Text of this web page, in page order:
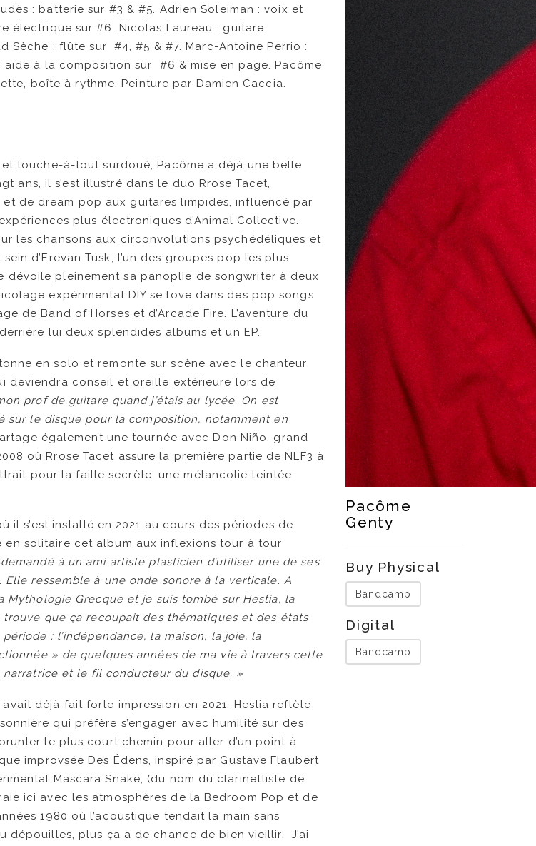
: batterie sur #3 & #5. Adrien Soleiman : voix et
électrique sur #6. Nicolas Laureau : guitare
Sèche : flûte sur #4, #5 & #7. Marc-Antoine Perrio :
à la composition sur #6 & mise en page. Pacôme
boîte à rythme. Peinture par Damien Caccia.
touche-à-tout surdoué, Pacôme a déjà une belle
ans, il s’est illustré dans le duo Rrose Tacet,
de dream pop aux guitares limpides, influencé par
plus électroniques d’Animal Collective.
les chansons aux circonvolutions psychédéliques et
d’Erevan Tusk, l’un des groupes pop les plus
dévoile pleinement sa panoplie de songwriter à deux
expérimental DIY se love dans des pop songs
de Band of Horses et d’Arcade Fire. L’aventure du
lui deux splendides albums et un EP.
en solo et remonte sur scène avec le chanteur
deviendra conseil et oreille extérieure lors de
prof de guitare quand j’étais au lycée. On est
sur le disque pour la composition, notamment en
également une tournée avec Don Niño, grand
où Rrose Tacet assure la première partie de NLF3 à
pour la faille secrète, une mélancolie teintée
il s’est installé en 2021 au cours des périodes de
en solitaire cet album aux inflexions tour à tour
demandé à un ami artiste plasticien d’utiliser une de ses
ressemble à une onde sonore à la verticale. A
Mythologie Grecque et je suis tombé sur Hestia, la
que ça recoupait des thématiques et des états
: l’indépendance, la maison, la joie, la
» de quelques années de ma vie à travers cette
et le fil conducteur du disque. »
déjà fait forte impression en 2021, Hestia reflète
qui préfère s’engager avec humilité sur des
le plus court chemin pour aller d’un point à
improvsée Des Édens, inspiré par Gustave Flaubert
Mascara Snake, (du nom du clarinettiste de
ici avec les atmosphères de la Bedroom Pop et de
1980 où l’acoustique tendait la main sans
dépouilles, plus ça a de chance de bien vieillir. J’ai
Pacôme
Genty
Buy Physical
Bandcamp
Digital
Bandcamp